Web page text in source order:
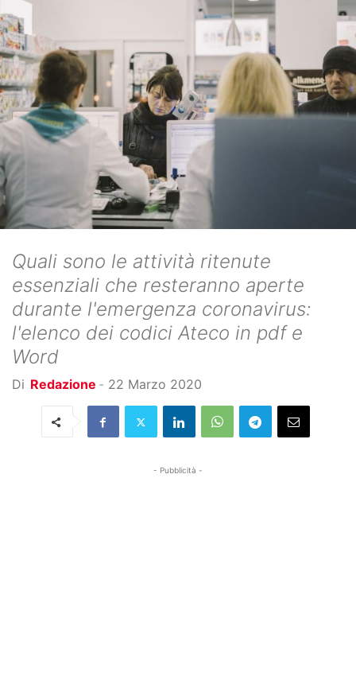
Quali sono le attività ritenute
essenziali che resteranno aperte
durante l'emergenza coronavirus:
l'elenco dei codici Ateco in pdf e
Word
Di Redazione - 22 Marzo 2020
- Pubblicità -